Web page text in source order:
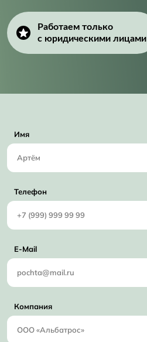
Работаем только
с юридическими лицами
Имя
Телефон
E-Mail
Компания